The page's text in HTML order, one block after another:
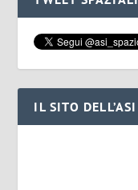
IL SITO DELL’ASI